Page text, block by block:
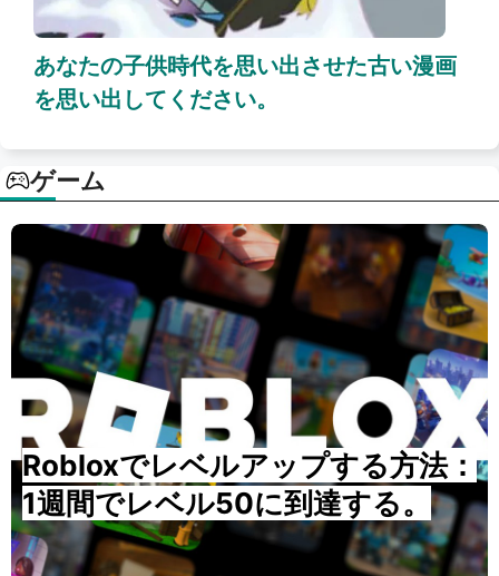
あなたの子供時代を思い出させた古い漫画
を思い出してください。
ゲーム
Robloxでレベルアップする方法：
1週間でレベル50に到達する。